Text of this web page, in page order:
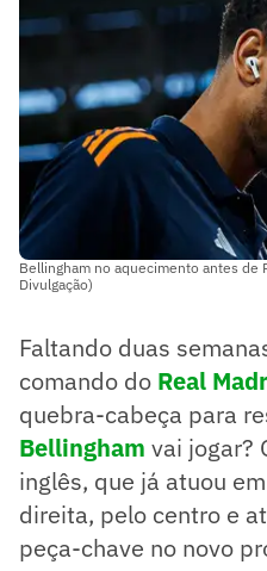
Bellingham no aquecimento antes de
Divulgação)
Faltando duas
comando do Real
quebra-cabeça para
Bellingham vai jogar?
inglês, que já atuou
direita, pelo centro e
peça-chave no novo